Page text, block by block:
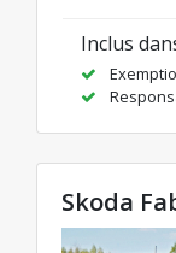
Inclus
Skoda